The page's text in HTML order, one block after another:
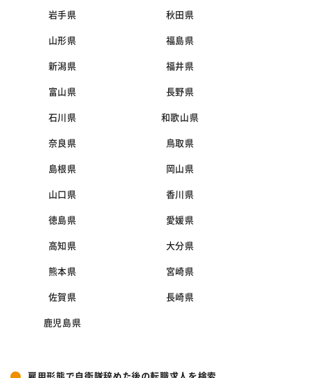
岩手県 秋田県
山形県 福島県
新潟県 福井県
富山県 長野県
石川県 和歌山県
奈良県 鳥取県
島根県 岡山県
山口県 香川県
徳島県 愛媛県
高知県 大分県
熊本県 宮崎県
佐賀県 長崎県
鹿児島県